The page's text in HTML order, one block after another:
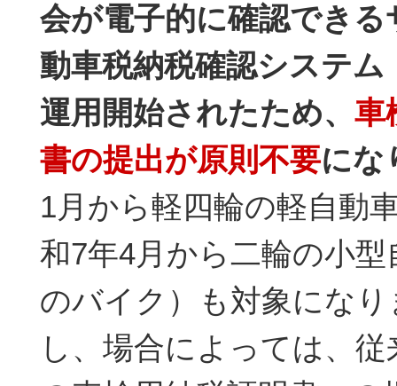
会が電子的に確認できる
動車税納税確認システム
運用開始されたため、 車
書の提出が原則不要にな
1月から軽四輪の軽自動
和7年4月から二輪の小
のバイク）も対象にな
し、場合によっては、